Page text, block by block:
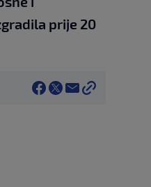
prije 20